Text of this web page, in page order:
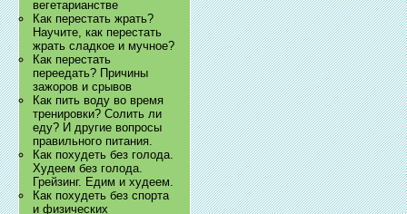
вегетарианстве
Как перестать жрать?
Научите, как перестать
жрать сладкое и мучное?
Как перестать
переедать? Причины
зажоров и срывов
Как пить воду во время
тренировки? Солить ли
еду? И другие вопросы
правильного питания.
Как похудеть без голода.
Худеем без голода.
Грейзинг. Едим и худеем.
Как похудеть без спорта
и физических